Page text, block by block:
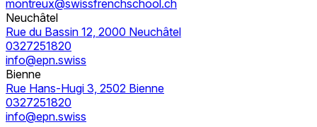
montreux@swissfrenchschool.ch
Neuchâtel
Rue du Bassin 12, 2000 Neuchâtel
0327251820
info@epn.swiss
Bienne
Rue Hans-Hugi 3, 2502 Bienne
0327251820
info@epn.swiss